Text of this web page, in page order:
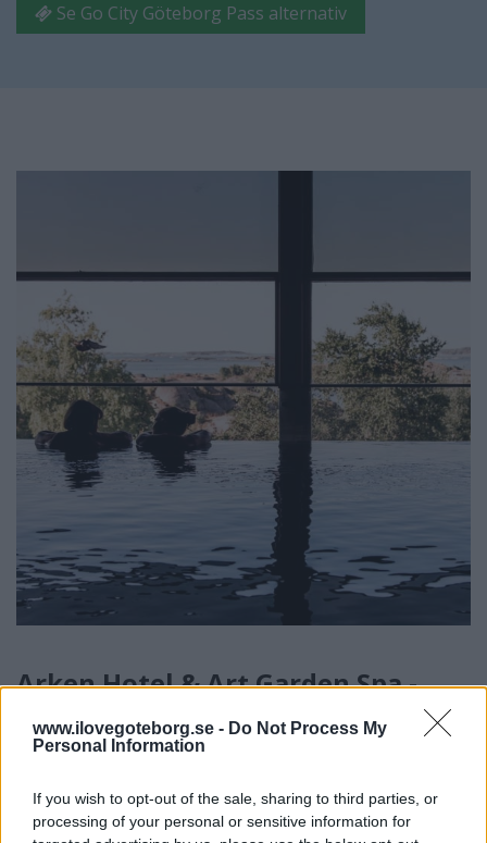
www.ilovegoteborg.se - Do Not Process My
Personal Information
If you wish to opt-out of the sale, sharing to third parties, or
processing of your personal or sensitive information for
Se Go City Göteborg Pass alternativ
Arken Hotel & Art Garden Spa -
Spa, 3-rätters middag,
Arken hotell och spa ligger längst ut på klipporna vid
Arendal i Göteborgs hamn. Här har du tillgång till spa